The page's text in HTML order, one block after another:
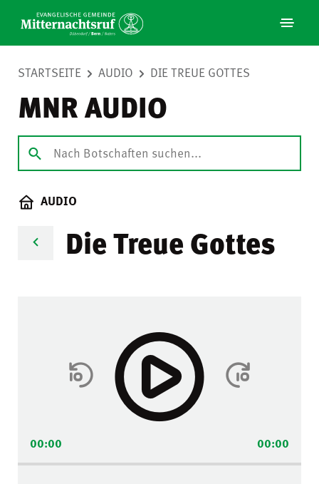
STARTSEITE AUDIO DIE TREUE GOTTES
MNR AUDIO
AUDIO
Die Treue Gottes
00:00 00:00